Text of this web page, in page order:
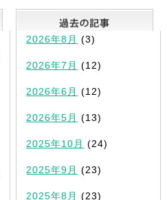
最新記事一覧
2026年8月 (3)
2026年7月 (12)
2026年6月 (12)
2026年5月 (13)
2025年10月 (24)
2025年9月 (23)
2025年8月 (23)